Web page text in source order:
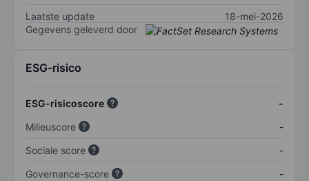
Laatste update
18-mei-2026
Gegevens geleverd door
ESG-risico
ESG-risicoscore
-
Milieuscore
-
Sociale score
-
Governance-score
-